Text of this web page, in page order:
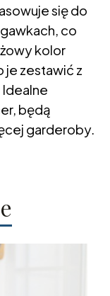
się do
co
kolor
je zestawić z
będą
garderoby.